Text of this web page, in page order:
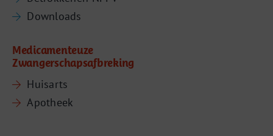
Downloads
Medicamenteuze
Zwangerschapsafbreking
Huisarts
Apotheek